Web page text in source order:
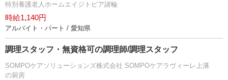
特別養護老人ホームエイジトピア諸輪
時給1,140円
アルバイト・パート / 愛知県
調理スタッフ・無資格可の調理師/調理スタッフ
SOMPOケアソリューションズ株式会社 SOMPOケアラヴィーレ上溝
の厨房